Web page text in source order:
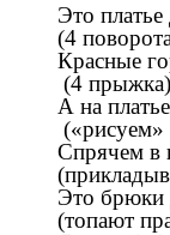
Это
(4
Красные
(4 прыжка)
А на
Спрячем в
Это
(топают